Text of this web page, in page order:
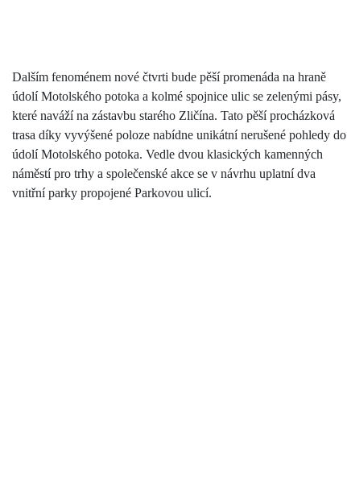
Dalším fenoménem nové čtvrti bude pěší promenáda na hraně
údolí Motolského potoka a kolmé spojnice ulic se zelenými pásy,
které naváží na zástavbu starého Zličína. Tato pěší procházková
trasa díky vyvýšené poloze nabídne unikátní nerušené pohledy do
údolí Motolského potoka. Vedle dvou klasických kamenných
náměstí pro trhy a společenské akce se v návrhu uplatní dva
vnitřní parky propojené Parkovou ulicí.